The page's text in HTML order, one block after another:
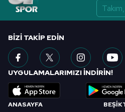
vasıtasıyla belirleyebilirsiniz.
için Ayarlar butonuna tıklayabilir,
6698 sayılı Kişisel Verilerin
hazırlanmış Aydınlatma
almak için lütfen
tıklayınız.
ANASAYFA
BIZI TAKIP EDIN
UYGULAMALARIMIZI İNDİRİN!